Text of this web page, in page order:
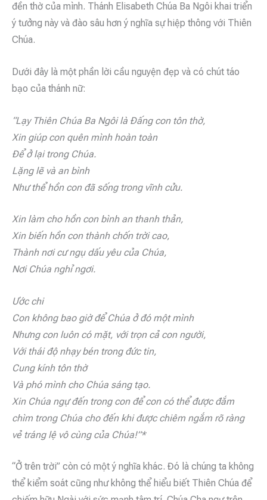
đền thờ của mình. Thánh Elisabeth Chúa Ba Ngôi khai triển
ý tưởng này và đào sâu hơn ý nghĩa sự hiệp thông với Thiên
Chúa.
Dưới đây là một phần lời cầu nguyện đẹp và có chút táo
bạo của thánh nữ:
“Lạy Thiên Chúa Ba Ngôi là Đấng con tôn thờ,
Xin giúp con quên mình hoàn toàn
Để ở lại trong Chúa.
Lặng lẽ và an bình
Như thể hồn con đã sống trong vĩnh cửu.
Xin làm cho hồn con bình an thanh thản,
Xin biến hồn con thành chốn trời cao,
Thành nơi cư ngụ dấu yêu của Chúa,
Nơi Chúa nghỉ ngơi.
Ước chi
Con không bao giờ để Chúa ở đó một mình
Nhưng con luôn có mặt, với trọn cả con người,
Với thái độ nhạy bén trong đức tin,
Cung kính tôn thờ
Và phó mình cho Chúa sáng tạo.
Xin Chúa ngự đến trong con để con có thể được đắm
chìm trong Chúa cho đến khi được chiêm ngắm rõ ràng
vẻ tráng lệ vô cùng của Chúa!”*
“Ở trên trời” còn có một ý nghĩa khác. Đó là chúng ta không
thể kiểm soát cũng như không thể hiểu biết Thiên Chúa để